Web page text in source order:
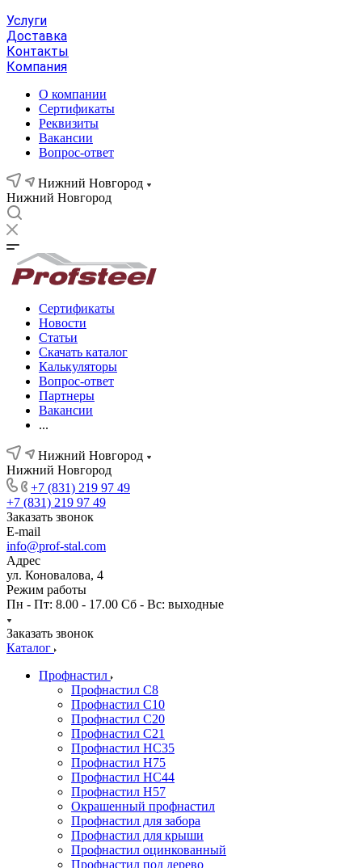
Услуги
Доставка
Контакты
Компания
О компании
Сертификаты
Реквизиты
Вакансии
Вопрос-ответ
Нижний Новгород
Нижний Новгород
Сертификаты
Новости
Статьи
Скачать каталог
Калькуляторы
Вопрос-ответ
Партнеры
Вакансии
...
Нижний Новгород
Нижний Новгород
+7 (831) 219 97 49
+7 (831) 219 97 49
Заказать звонок
E-mail
info@prof-stal.com
Адрес
ул. Коновалова, 4
Режим работы
Пн - Пт: 8.00 - 17.00 Сб - Вс: выходные
Заказать звонок
Каталог
Профнастил
Профнастил С8
Профнастил С10
Профнастил С20
Профнастил С21
Профнастил НС35
Профнастил Н75
Профнастил HC44
Профнастил Н57
Окрашенный профнастил
Профнастил для забора
Профнастил для крыши
Профнастил оцинкованный
Профнастил под дерево